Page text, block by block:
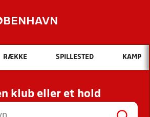
Hvad vil du søge efter?
INDHOLD OG NYHEDER
RESULTATER, KLUBBER OG
HOLD
RÆKKE SPILLESTED KAMP
klub eller et hold